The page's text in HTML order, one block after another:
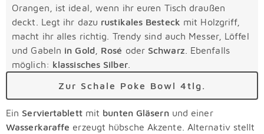
Orangen, ist ideal, wenn ihr euren Tisch draußen
deckt. Legt ihr dazu rustikales Besteck mit Holzgriff,
macht ihr alles richtig. Trendy sind auch Messer, Löffel
und Gabeln in Gold, Rosé oder Schwarz . Ebenfalls
möglich: klassisches Silber.
Zur Schale Poke Bowl 4tlg.
Ein Serviertablett mit bunten Gläsernund einer
Wasserkaraffe erzeugt hübsche Akzente. Alternativ stellt